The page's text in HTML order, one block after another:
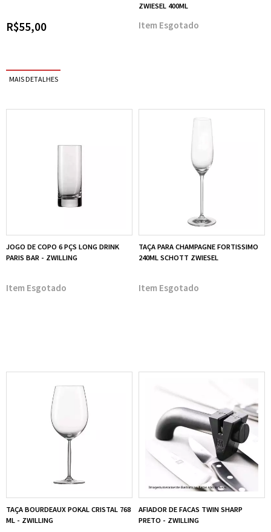
R$55,00
ZWIESEL 400ML
Esgotado
JOGO DE COPO 6 PÇS LONG DRINK
PARIS BAR - ZWILLING
Esgotado
TAÇA PARA CHAMPAGNE FORTISSIMO
240ML SCHOTT ZWIESEL
Esgotado
TAÇA BOURDEAUX POKAL CRISTAL 768
ML - ZWILLING
AFIADOR DE FACAS TWIN SHARP
PRETO - ZWILLING